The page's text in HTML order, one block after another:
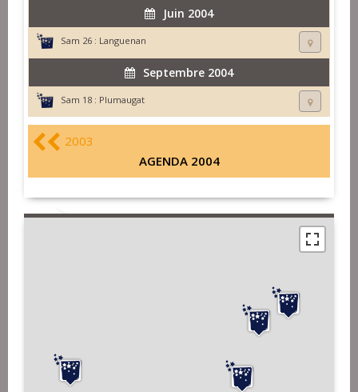
Juin 2004
Sam 26 : Languenan
Septembre 2004
Sam 18 : Plumaugat
2003
AGENDA 2004